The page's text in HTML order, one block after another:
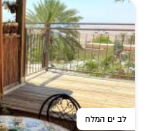
לב ים המלח